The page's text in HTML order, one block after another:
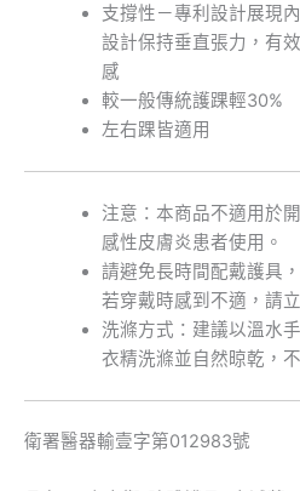
支撐性－專利設計展現
設計保持垂直張力，有
感
較一般傳統護踝輕30%
左右踝皆適用
注意：本商品不適用於
感性皮膚炎患者使用。
請避免長時間配戴護具
若穿戴時感到不適，請
洗滌方式：建議以溫水
衣精洗滌並自然晾乾，
衛署醫器輸壹字第012983號